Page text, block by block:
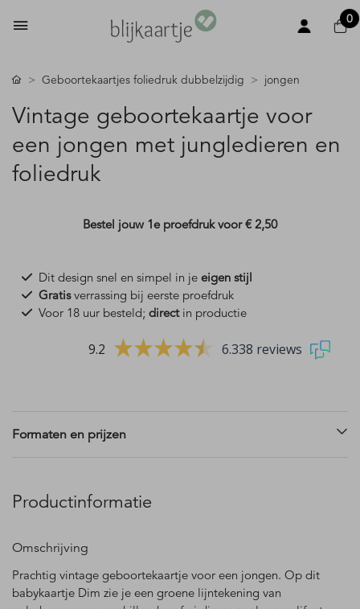
0
Geboortekaartjes foliedruk dubbelzijdig jongen
Vintage geboortekaartje voor
een jongen met jungledieren en
foliedruk
Bestel jouw 1e proefdruk voor€ 2,50
Dit design snel en simpel in je eigen stijl
Gratisverrassing bij eerste proefdruk
Voor 18 uur besteld; directin productie
9.2 6.338 reviews
Formaten en prijzen
Productinformatie
Omschrijving
Prachtig vintage geboortekaartje voor een jongen. Op dit
babykaartje Dim zie je een groene lijntekening van